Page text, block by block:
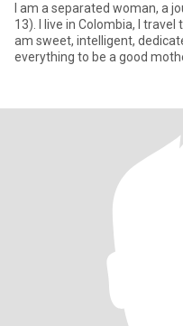
I am a separated woman, a
13). I live in Colombia, I travel
am sweet, intelligent,
everything to be a good